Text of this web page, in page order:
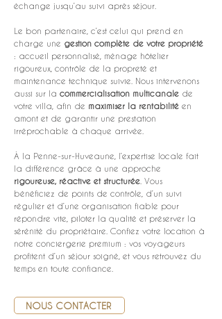
échange jusqu’au suivi après séjour.
Le bon partenaire, c’est celui qui prend en
charge une gestion complète de votre propriété
: accueil personnalisé, ménage hôtelier
rigoureux, contrôle de la propreté et
maintenance technique suivie. Nous intervenons
aussi sur la commercialisation multicanale de
votre villa, afin de maximiser la rentabilité en
amont et de garantir une prestation
irréprochable à chaque arrivée.
À la Penne-sur-Huveaune, l’expertise locale fait
la différence grâce à une approche
rigoureuse, réactive et structurée . Vous
bénéficiez de points de contrôle, d’un suivi
régulier et d’une organisation fiable pour
répondre vite, piloter la qualité et préserver la
sérénité du propriétaire. Confiez votre location à
notre conciergerie premium : vos voyageurs
profitent d’un séjour soigné, et vous retrouvez du
temps en toute confiance.
NOUS CONTACTER